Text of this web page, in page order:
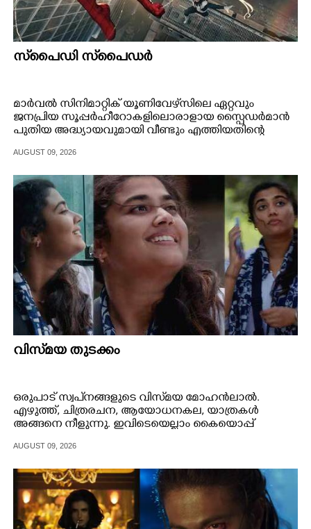
സ്‌പൈ‌ഡി സ്‌പൈ‌ഡർ
മാർവൽ സിനിമാറ്റിക് യൂണിവേഴ്‌സിലെ ഏറ്റവും
ജനപ്രിയ സൂപ്പർഹീറോകളിലൊരാളായ സ്പൈഡർമാൻ
പുതിയ അദ്ധ്യായവുമായി വീണ്ടും എത്തിയതിന്റെ
AUGUST 09, 2026
വിസ്‌മയ തുടക്കം
ഒരുപാട് സ്വപ്‌നങ്ങളുടെ വിസ്‌മയ മോഹൻലാൽ.
എഴുത്ത്, ചിത്രരചന, ആയോധനകല, യാത്രകൾ
അങ്ങനെ നീളുന്നു. ഇവിടെയെല്ലാം കൈയൊപ്പ്
AUGUST 09, 2026